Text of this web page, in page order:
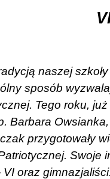
naszej
sposób
Tego roku,
Barbara
przygotowały
Swoje
VI oraz gimnazjaliści.